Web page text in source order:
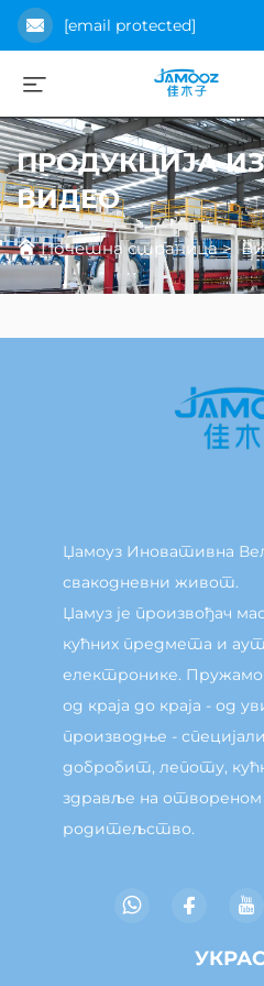
[email protected]
ПРОДУКЦИЈА
ВИДЕО
Почетна страница>
Џамоуз Иновативна
свакодневни живот.
Џамуз је произвођач
кућних предмета и
електронике.
од краја до краја - од
производње -
добробит, лепоту,
здравље на
родитељство.